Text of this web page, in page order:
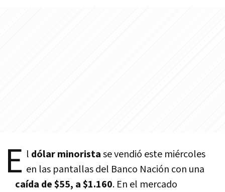
E l dólar minoristase vendió este miércoles
en las pantallas del Banco Nación con una
caída de $55, a $1.160. En el mercado